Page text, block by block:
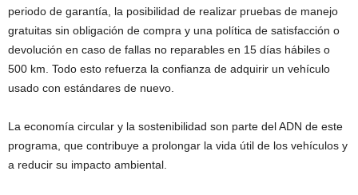
periodo de garantía, la posibilidad de realizar pruebas de manejo
gratuitas sin obligación de compra y una política de satisfacción o
devolución en caso de fallas no reparables en 15 días hábiles o
500 km. Todo esto refuerza la confianza de adquirir un vehículo
usado con estándares de nuevo.
La economía circular y la sostenibilidad son parte del ADN de este
programa, que contribuye a prolongar la vida útil de los vehículos y
a reducir su impacto ambiental.